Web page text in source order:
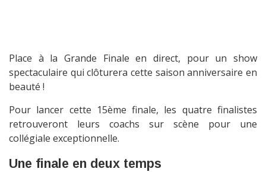
Place à la Grande Finale en direct, pour un show
spectaculaire qui clôturera cette saison anniversaire en
beauté !
Pour lancer cette 15ème finale, les quatre finalistes
retrouveront leurs coachs sur scène pour une
collégiale exceptionnelle.
Une finale en deux temps